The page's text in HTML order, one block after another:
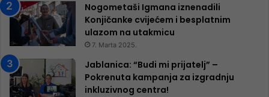
Nogometaši Igmana iznenadili
Konjičanke cvijećem i besplatnim
ulazom na utakmicu
7. Marta 2025.
Jablanica: “Budi mi prijatelj” –
Pokrenuta kampanja za izgradnju
inkluzivnog centra!